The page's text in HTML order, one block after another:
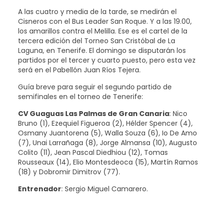
A las cuatro y media de la tarde, se medirán el
Cisneros con el Bus Leader San Roque. Y a las 19.00,
los amarillos contra el Melilla. Ese es el cartel de la
tercera edición del Torneo San Cristóbal de La
Laguna, en Tenerife. El domingo se disputarán los
partidos por el tercer y cuarto puesto, pero esta vez
será en el Pabellón Juan Ríos Tejera.
Guía breve para seguir el segundo partido de
semifinales en el torneo de Tenerife:
CV Guaguas Las Palmas de Gran Canaria: Nico
Bruno (1), Ezequiel Figueroa (2), Hélder Spencer (4),
Osmany Juantorena (5), Walla Souza (6), Io De Amo
(7), Unai Larrañaga (8), Jorge Almansa (10), Augusto
Colito (11), Jean Pascal Diedhiou (12), Tomas
Rousseaux (14), Elio Montesdeoca (15), Martín Ramos
(18) y Dobromir Dimitrov (77).
Entrenador: Sergio Miguel Camarero.